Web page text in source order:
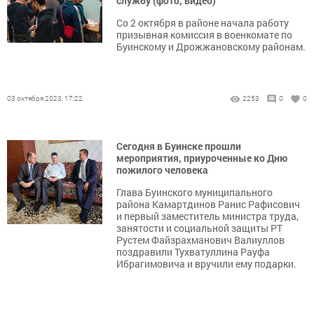
Со 2 октября в районе начала работу
призывная комиссия в военкомате по
Буинскому и Дрожжановскому районам.
03 октября 2023, 17:22 2253 0 0
Сегодня в Буинске прошли
мероприятия, приуроченные ко Дню
пожилого человека
Глава Буинского муниципального
района Камартдинов Ранис Рафисович
и первый заместитель министра труда,
занятости и социальной защиты РТ
Рустем Файзрахманович Валиуллов
поздравили Тухватуллина Рауфа
Ибрагимовича и вручили ему подарки.